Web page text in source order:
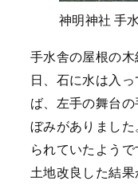
神明神社 手
手水舎の屋根の
日、石に水は入
ば、左手の舞台
ぼみがありまし
られていたよう
土地改良した結果